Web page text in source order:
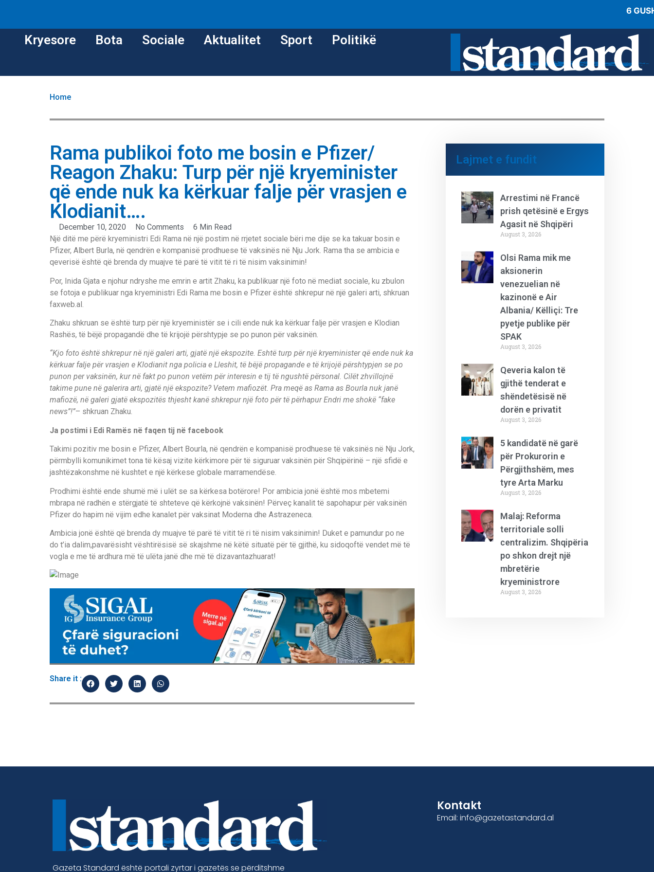
6
Kryesore Bota Sociale Aktualitet Sport Politikë
Home
Rama publikoi foto me bosin e Pfizer/
Reagon Zhaku: Turp për një kryeminister
që ende nuk ka kërkuar falje për vrasjen e
Klodianit….
December 10, 2020 No Comments
6 Min Read
Një ditë me përë kryeministri Edi Rama në një postim në rrjetet sociale bëri me dije se ka takuar bosin e
Pfizer, Albert Burla, në qendrën e kompanisë prodhuese të vaksinës në Nju Jork. Rama tha se ambicia e
qeverisë është që brenda dy muajve të parë të vitit të ri të nisim vaksinimin!
Por, Inida Gjata e njohur ndryshe me emrin e artit Zhaku, ka publikuar një foto në mediat sociale, ku zbulon
se fotoja e publikuar nga kryeministri Edi Rama me bosin e Pfizer është shkrepur në një galeri arti, shkruan
faxweb.al.
Zhaku shkruan se është turp për një kryeministër se i cili ende nuk ka kërkuar falje për vrasjen e Klodian
Rashës, të bëjë propagandë dhe të krijojë përshtypje se po punon për vaksinën.
“Kjo foto është shkrepur në një galeri arti, gjatë një ekspozite. Eshtë turp për një kryeminister që ende nuk ka
kërkuar falje për vrasjen e Klodianit nga policia e Lleshit, të bëjë propagande e të krijojë përshtypjen se po
punon per vaksinën, kur në fakt po punon vetëm për interesin e tij të ngushtë përsonal. Cilët zhvillojnë
takime pune në galerira arti, gjatë një ekspozite? Vetem mafiozët. Pra meqë as Rama as Bourla nuk janë
mafiozë, në galeri gjatë ekspozitës thjesht kanë shkrepur një foto për të përhapur Endri me shokë “fake
news”!”– shkruan Zhaku.
Ja postimi i Edi Ramës në faqen tij në facebook
Takimi pozitiv me bosin e Pfizer, Albert Bourla, në qendrën e kompanisë prodhuese të vaksinës në Nju Jork,
përmbylli komunikimet tona të kësaj vizite kërkimore për të siguruar vaksinën për Shqipërinë – një sfidë e
jashtëzakonshme në kushtet e një kërkese globale marramendëse.
Prodhimi është ende shumë më i ulët se sa kërkesa botërore! Por ambicia jonë është mos mbetemi
mbrapa në radhën e stërgjatë të shteteve që kërkojnë vaksinën! Përveç kanalit të sapohapur për vaksinën
Pfizer do hapim në vijim edhe kanalet për vaksinat Moderna dhe Astrazeneca.
Ambicia jonë është që brenda dy muajve të parë të vitit të ri të nisim vaksinimin! Duket e pamundur po ne
do t’ia dalim,pavarësisht vështirësisë së skajshme në këtë situatë për të gjithë, ku sidoqoftë vendet më të
vogla e me të ardhura më të ulëta janë dhe më të dizavantazhuarat!
Share it :
Lajmet e fundit
Arrestimi në Francë
prish qetësinë e Ergys
Agasit në Shqipëri
August 3, 2026
Olsi Rama mik me
aksionerin
venezuelian në
kazinonë e Air
Albania/ Këlliçi: Tre
pyetje publike për
SPAK
August 3, 2026
Qeveria kalon të
gjithë tenderat e
shëndetësisë në
dorën e privatit
August 3, 2026
5 kandidatë në garë
për Prokurorin e
Përgjithshëm, mes
tyre Arta Marku
August 3, 2026
Malaj: Reforma
territoriale solli
centralizim. Shqipëria
po shkon drejt një
mbretërie
kryeministrore
August 3, 2026
Gazeta Standard është portali zyrtar i gazetës se përditshme
Kontakt
Email: info@gazetastandard.al